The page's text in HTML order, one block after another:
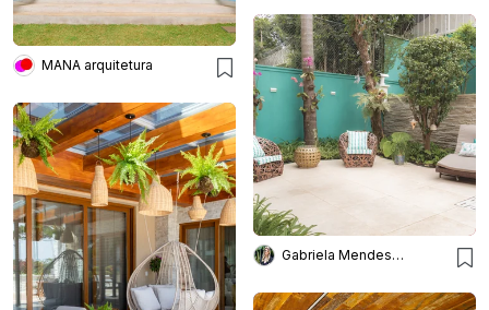
MANA arquitetura
Gabriela Mendes Arquitetura